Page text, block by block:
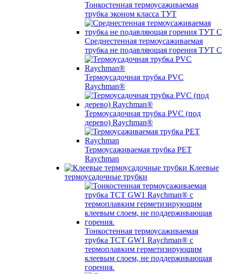
Тонкостенная термоусаживаемая
трубка эконом класса ТУТ
Среднестенная термоусаживаемая
трубка не подавляющая горения ТУТ С
Термоусадочная трубка PVC
Raychman®
Термоусадочная трубка PVC (под
дерево) Raychman®
Термоусаживаемая трубка PET
Raychman
Клеевые
термоусадочные трубки
Тонкостенная термоусаживаемая
трубка TCT GW1 Raychman® с
термоплавким герметизирующим
клеевым слоем, не поддерживающая
горения.